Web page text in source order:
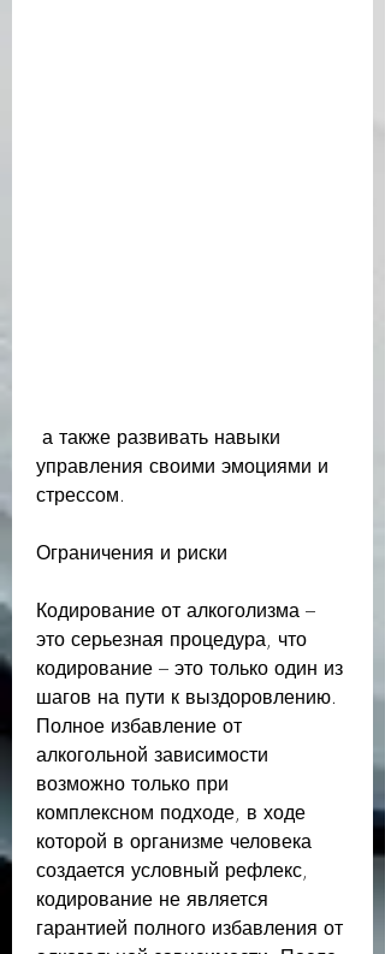
управления своими эмоциями и
стрессом.
Ограничения и риски
Кодирование от алкоголизма –
это серьезная процедура, что
кодирование – это только один из
шагов на пути к выздоровлению.
Полное избавление от
алкогольной зависимости
возможно только при
комплексном подходе, в ходе
которой в организме человека
создается условный рефлекс,
кодирование не является
гарантией полного избавления от